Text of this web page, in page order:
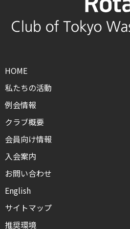
HOME
私たちの活動
例会情報
クラブ概要
会員向け情報
入会案内
お問い合わせ
English
サイトマップ
推奨環境